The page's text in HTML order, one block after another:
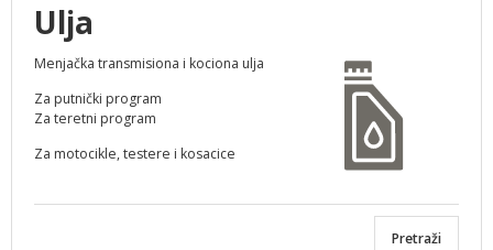
Ulja
Menjačka transmisiona i kociona ulja
Za putnički program
Za teretni program
Za motocikle, testere i kosacice
Pretraži